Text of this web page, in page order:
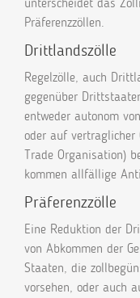
unterscheidet das
Präferenzzöllen.
Drittlandszölle
Regelzölle, auch
gegenüber
entweder autonom
oder auf vertraglicher
Trade Organisation)
kommen allfällige
Präferenzzölle
Eine Reduktion der
von Abkommen der
Staaten, die
vorsehen, oder auch